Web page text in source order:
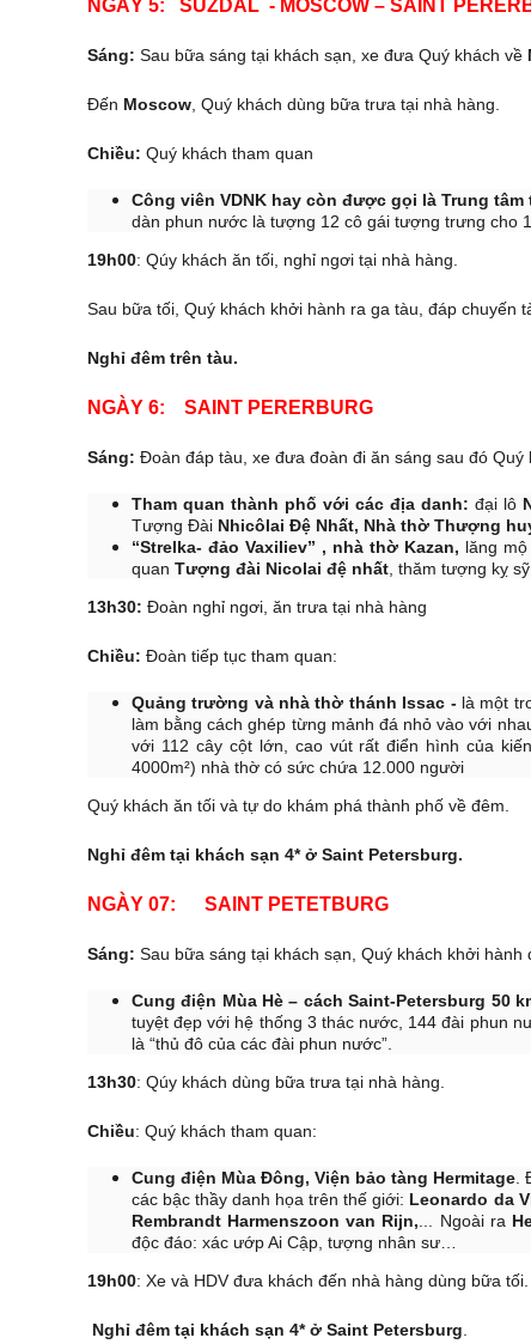
NGÀY 5: SUZDAL - MOSCOW –
Sáng: Sau bữa sáng tại khách sạn, xe đưa Quý khách về
Đến Moscow , Quý khách dùng bữa trưa tại nhà hàng.
Chiều: Quý khách tham quan
Công viên VDNK hay còn được gọi là Trung
dàn phun nước là tượng 12 cô gái tượng trưng cho
19h00: Qúy khách ăn tối, nghỉ ngơi tại nhà hàng.
Sau bữa tối, Quý khách khởi hành ra ga tàu, đáp chuyến
Nghỉ đêm trên tàu.
NGÀY 6: SAINT
Sáng: Đoàn đáp tàu, xe đưa đoàn đi ăn sáng sau đó Quý
Tham quan thành phố với các địa danh: đại lô
Tượng Đài Nhicôlai Đệ Nhất, Nhà thờ Thượng
“Strelka- đảo Vaxiliev” , nhà thờ Kazan, lăng mộ
quan Tượng đài Nicolai đệ nhất , thăm tượng kỵ
13h30: Đoàn nghỉ ngơi, ăn trưa tại nhà hàng
Chiều: Đoàn tiếp tục tham quan:
Quảng trường và nhà thờ thánh Issac -là một
làm bằng cách ghép từng mảnh đá nhỏ vào với
với 112 cây cột lớn, cao vút rất điển hình của
4000m²) nhà thờ có sức chứa 12.000 người
Quý khách ăn tối và tự do khám phá thành phố về đêm.
Nghỉ đêm tại khách sạn 4* ở Saint Petersburg.
NGÀY 07: SAINT
Sáng: Sau bữa sáng tại khách sạn, Quý khách khởi hành
Cung điện Mùa Hè – cách Saint-Petersburg 50
tuyệt đẹp với hệ thống 3 thác nước, 144 đài phun
là “thủ đô của các đài phun nước”.
13h30: Qúy khách dùng bữa trưa tại nhà hàng.
Chiều: Quý khách tham quan:
Cung điện Mùa Đông, Viện bảo tàng Hermitage
các bậc thầy danh họa trên thế giới: Leonardo da
Rembrandt Harmenszoon van Rijn, ... Ngoài ra
độc đáo: xác ướp Ai Cập, tượng nhân sư…
19h00: Xe và HDV đưa khách đến nhà hàng dùng bữa tối.
Nghỉ đêm tại khách sạn 4* ở Saint Petersburg